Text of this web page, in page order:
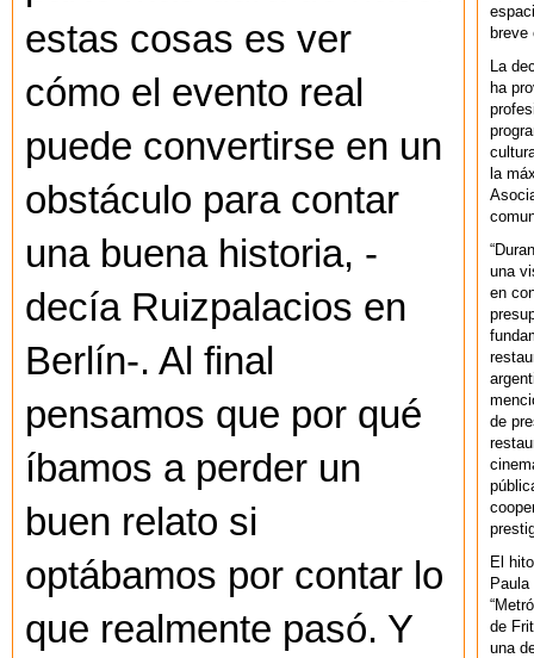
estas cosas es ver
cómo el evento real
puede convertirse en un
obstáculo para contar
una buena historia, -
decía Ruizpalacios en
Berlín-. Al final
pensamos que por qué
íbamos a perder un
buen relato si
optábamos por contar lo
que realmente pasó. Y
breve
La
ha
la
una
en
de
El
de
una